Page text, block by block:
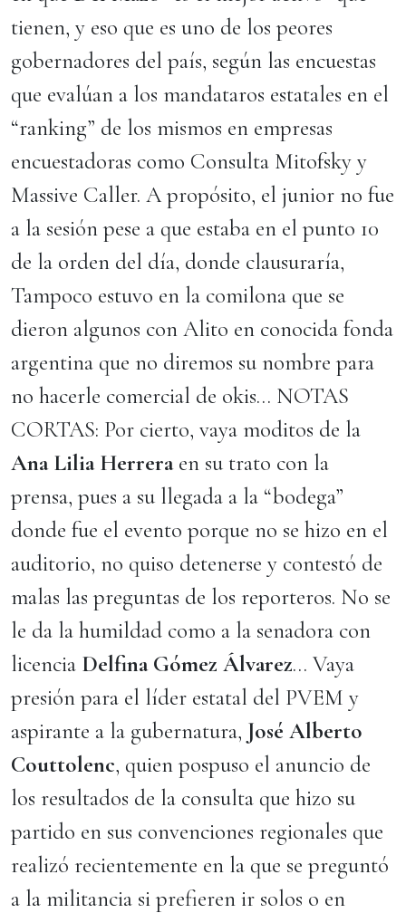
tienen, y eso que es uno de los peores
gobernadores del país, según las encuestas
que evalúan a los mandataros estatales en el
“ranking” de los mismos en empresas
encuestadoras como Consulta Mitofsky y
Massive Caller. A propósito, el junior no fue
a la sesión pese a que estaba en el punto 10
de la orden del día, donde clausuraría,
Tampoco estuvo en la comilona que se
dieron algunos con Alito en conocida fonda
argentina que no diremos su nombre para
no hacerle comercial de okis… NOTAS
CORTAS: Por cierto, vaya moditos de la
Ana Lilia Herreraen su trato con la
prensa, pues a su llegada a la “bodega”
donde fue el evento porque no se hizo en el
auditorio, no quiso detenerse y contestó de
malas las preguntas de los reporteros. No se
le da la humildad como a la senadora con
licencia Delfina Gómez Álvarez… Vaya
presión para el líder estatal del PVEM y
aspirante a la gubernatura, José Alberto
Couttolenc, quien pospuso el anuncio de
los resultados de la consulta que hizo su
partido en sus convenciones regionales que
realizó recientemente en la que se preguntó
a la militancia si prefieren ir solos o en